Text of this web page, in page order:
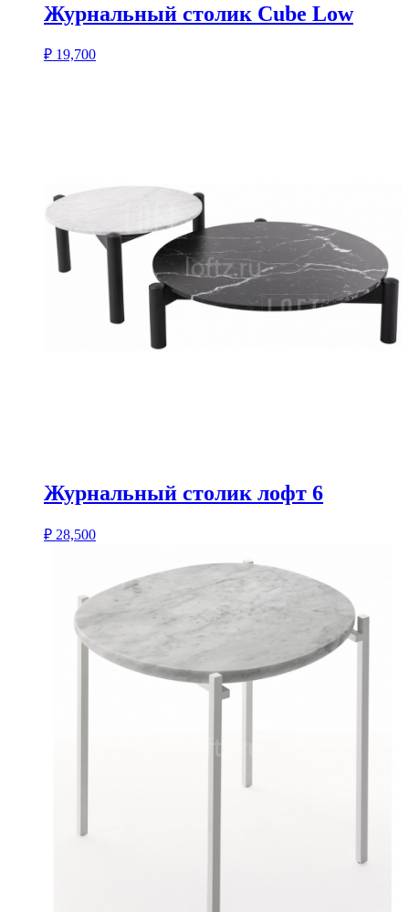
Журнальный столик Cube Low
₽ 19,700
Журнальный столик лофт 6
₽ 28,500